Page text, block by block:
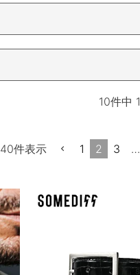
10件中 1
40件表示 1 2 3 …